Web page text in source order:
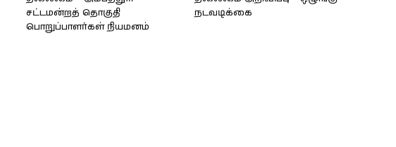
சட்டமன்றத் தொகுதி
பொறுப்பாளர்கள் நியமனம்
நடவடிக்கை